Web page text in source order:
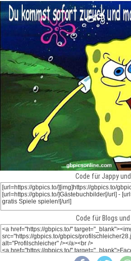
Code für Jappy und
Code für Blogs und